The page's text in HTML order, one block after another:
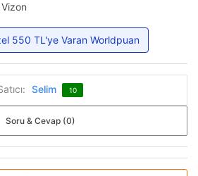
550 TL'ye Varan Worldpuan
Selim 10
Soru & Cevap (0)